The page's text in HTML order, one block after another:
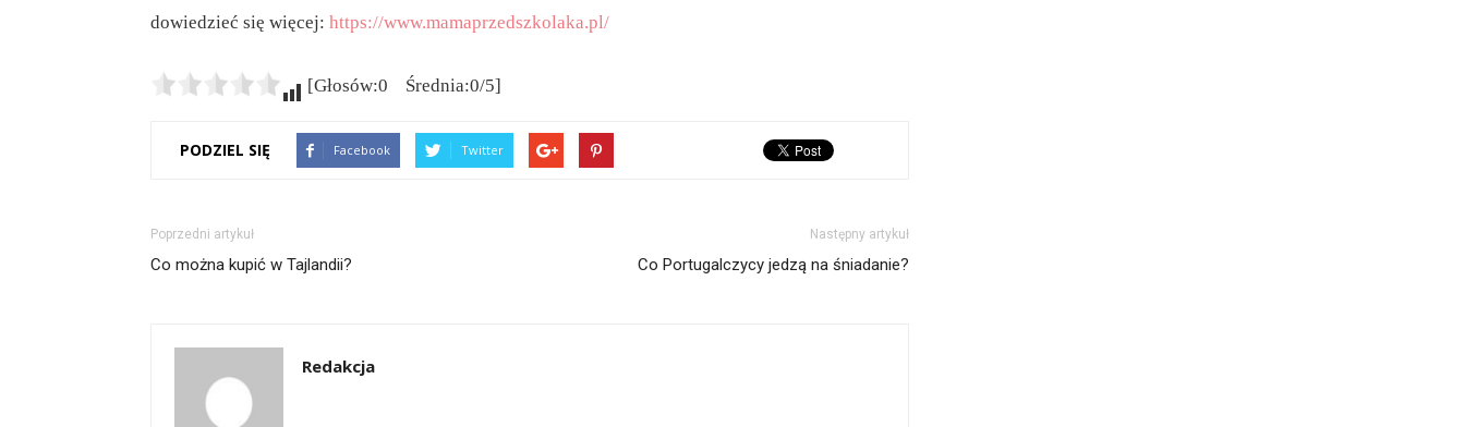
dowiedzieć się więcej: https://www.mamaprzedszkolaka.pl/
[Głosów:0 Średnia:0/5]
PODZIEL SIĘ Facebook Twitter
Poprzedni artykuł
Co można kupić w Tajlandii?
Następny artykuł
Co Portugalczycy jedzą na śniadanie?
Redakcja